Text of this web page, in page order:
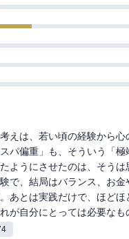
あるか／ファスト教養は「
世代」が支えるファスト
養の微妙な関係／ひろゆき
ャリアアップする三〇代
ァスト教養
スト教養」／ファスト教
本田圭佑／「コスパとエ
毒する
、ファスト教養もまたこ
ブズ」を理解する受け皿に
えは、若い頃の経験から
パ偏重」も、そういう「
ようにさせたのは、そう
で、結局はバランス、お
あとは実践だけで、ほど
が自分にとっては必要なも